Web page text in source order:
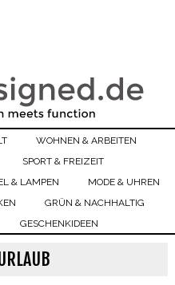
WOHNEN & ARBEITEN
SPORT & FREIZEIT
& LAMPEN
MODE & UHREN
GRÜN & NACHHALTIG
GESCHENKIDEEN